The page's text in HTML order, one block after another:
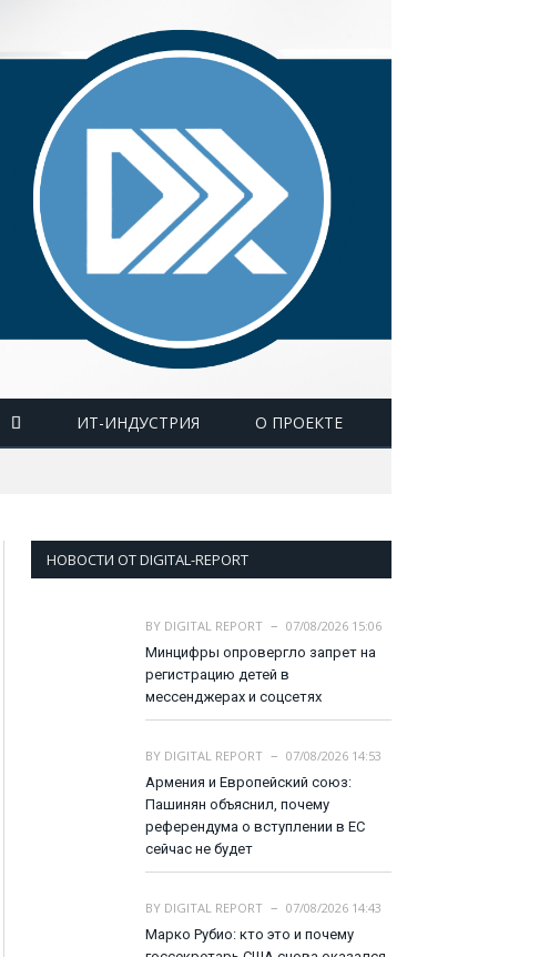
ИТ-ИНДУСТРИЯ О ПРОЕКТЕ
НОВОСТИ ОТ DIGITAL-REPORT
BY DIGITAL REPORT
07/08/2026 15:06
Минцифры опровергло запрет на
регистрацию детей в
мессенджерах и соцсетях
BY DIGITAL REPORT
07/08/2026 14:53
Армения и Европейский союз:
Пашинян объяснил, почему
референдума о вступлении в ЕС
сейчас не будет
BY DIGITAL REPORT
07/08/2026 14:43
Марко Рубио: кто это и почему